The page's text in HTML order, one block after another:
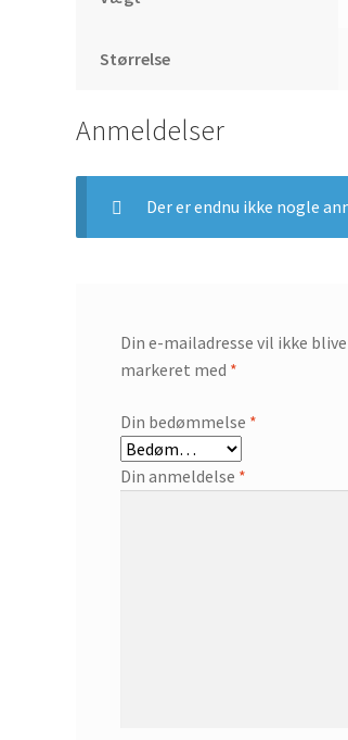
Størrelse
Anmeldelser
Der er endnu ikke nogle
Din e-mailadresse vil ikke
markeret med *
Din bedømmelse *
Din anmeldelse *